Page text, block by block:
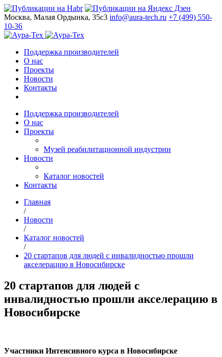
Москва, Малая Ордынка, 35с3 info@aura-tech.ru +7 (499) 550-
10-36
Поддержка производителей
О нас
Проекты
Новости
Контакты
Поддержка производителей
О нас
Проекты
Музей реабилитационной индустрии
Новости
Каталог новостей
Контакты
Главная
/
Новости
/
Каталог новостей
/
20 стартапов для людей с инвалидностью прошли
акселерацию в Новосибирске
20 стартапов для людей с
инвалидностью прошли акселерацию в
Новосибирске
Участники Интенсивного курса в Новосибирске